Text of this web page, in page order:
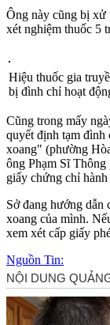
Ông này cũng bị xử
xét nghiệm thuốc 5
Hiệu thuốc gia
bị đình chỉ hoạt
Cũng trong mấy
quyết định tạm
xoang" (phường
ông Phạm Sĩ
giấy chứng chỉ
Sở đang hướng
xoang của mình.
xem xét cấp giấy
Nguồn Tin: